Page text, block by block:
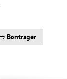
Bontrager